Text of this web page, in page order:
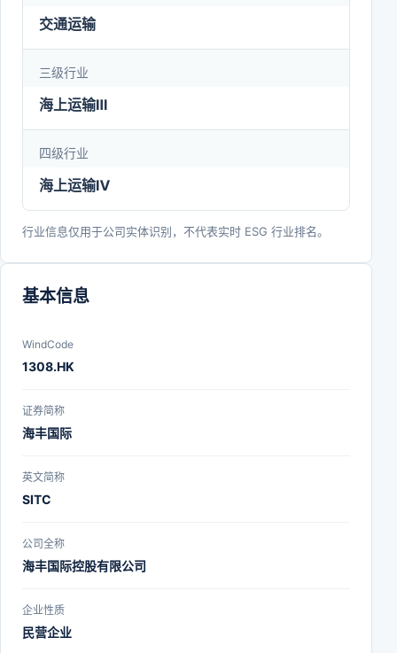
交通运输
三级行业
海上运输Ⅲ
四级行业
海上运输Ⅳ
行业信息仅用于公司实体识别，不代表实时 ESG 行业排名。
基本信息
WindCode
1308.HK
证券简称
海丰国际
英文简称
SITC
公司全称
海丰国际控股有限公司
企业性质
民营企业